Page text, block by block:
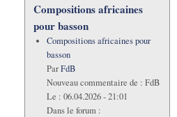
Compositions africaines
pour basson
Compositions africaines pour
basson
ParFdB
Nouveau commentaire de : FdB
Le : 06.04.2026 - 21:01
Dans le forum :